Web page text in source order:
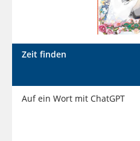
Zeit finden
Auf ein Wort mit ChatGPT